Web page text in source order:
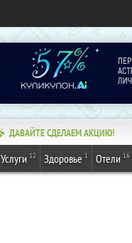
ДАВАЙТЕ СДЕЛАЕМ АКЦИЮ!
Услуги 12 Здоровье 1 Отели 16